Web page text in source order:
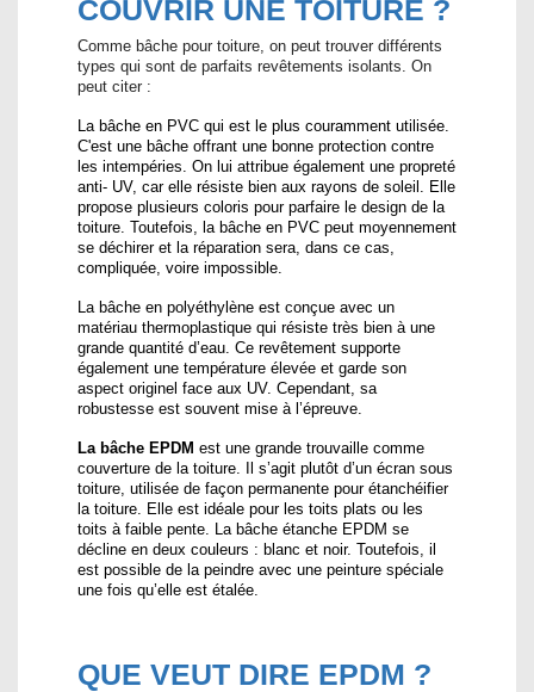
COUVRIR UNE TOITURE ?
Comme bâche pour toiture, on peut trouver différents
types qui sont de parfaits revêtements isolants. On
peut citer :
La bâche en PVC qui est le plus couramment utilisée.
C'est une bâche offrant une bonne protection contre
les intempéries. On lui attribue également une propreté
anti- UV, car elle résiste bien aux rayons de soleil. Elle
propose plusieurs coloris pour parfaire le design de la
toiture. Toutefois, la bâche en PVC peut moyennement
se déchirer et la réparation sera, dans ce cas,
compliquée, voire impossible.
La bâche en polyéthylène est conçue avec un
matériau thermoplastique qui résiste très bien à une
grande quantité d’eau. Ce revêtement supporte
également une température élevée et garde son
aspect originel face aux UV. Cependant, sa
robustesse est souvent mise à l’épreuve.
La bâche EPDM est une grande trouvaille comme
couverture de la toiture. Il s’agit plutôt d’un écran sous
toiture, utilisée de façon permanente pour étanchéifier
la toiture. Elle est idéale pour les toits plats ou les
toits à faible pente. La bâche étanche EPDM se
décline en deux couleurs : blanc et noir. Toutefois, il
est possible de la peindre avec une peinture spéciale
une fois qu’elle est étalée.
QUE VEUT DIRE EPDM ?